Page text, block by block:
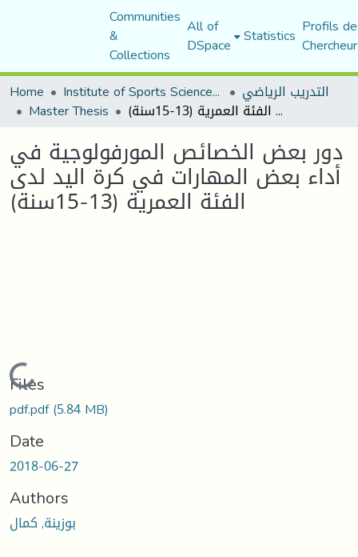
Communities
&
Collections
All of
DSpace Statistics Profils
Home
Institute of Sports Sciences and Techniques التدريب الرياضي
Master Thesis دور بعض الخصائص المورفولوجية في أداء بعض المهارات في كرة اليد لدى الفئة العمرية (13-15سنة)
دور بعض الخصائص المورفولوجية في
أداء بعض المهارات في كرة اليد لدى
الفئة العمرية (13-15سنة)
Files
pdf.pdf(5.84 MB)
Date
2018-06-27
Authors
بوزينة, كمال